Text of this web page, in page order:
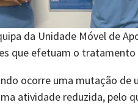
da Unidade Móvel de
que efetuam o
ocorre uma mutação de
atividade reduzida, pelo